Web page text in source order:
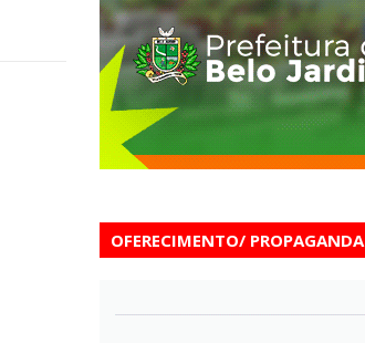
OFERECIMENTO/ PROPAGANDA